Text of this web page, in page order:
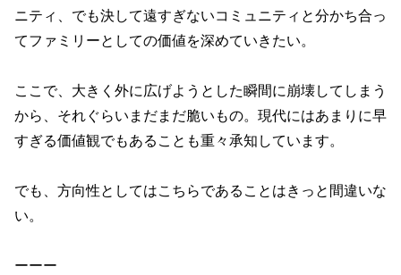
ニティ、でも決して遠すぎないコミュニティと分かち合っ
てファミリーとしての価値を深めていきたい。
ここで、大きく外に広げようとした瞬間に崩壊してしまう
から、それぐらいまだまだ脆いもの。現代にはあまりに早
すぎる価値観でもあることも重々承知しています。
でも、方向性としてはこちらであることはきっと間違いな
い。
ーーー